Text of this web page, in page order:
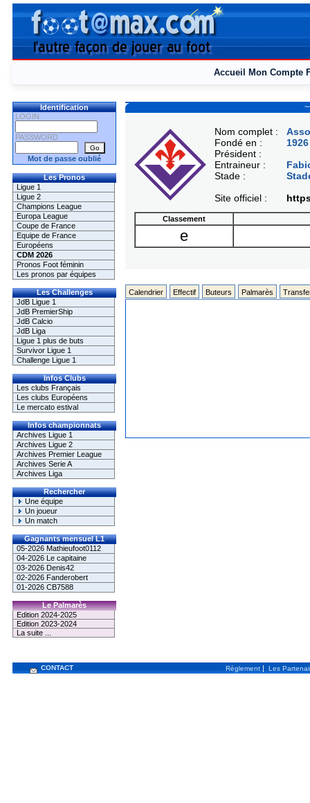
Accueil Mon Compte
Identification
LOGIN
PASSWORD
Mot de passe oublié
Les Pronos
Ligue 1
Ligue 2
Champions League
Europa League
Coupe de France
Equipe de France
Européens
CDM 2026
Pronos Foot féminin
Les pronos par équipes
Les Challenges
JdB Ligue 1
JdB PremierShip
JdB Calcio
JdB Liga
Ligue 1 plus de buts
Survivor Ligue 1
Challenge Ligue 1
Infos Clubs
Les clubs Français
Les clubs Européens
Le mercato estival
Infos championnats
Archives Ligue 1
Archives Ligue 2
Archives Premier League
Archives Serie A
Archives Liga
Rechercher
Une équipe
Un joueur
Un match
Gagnants mensuel L1
05-2026 Mathieufoot0112
04-2026 Le capitaine
03-2026 Denis42
02-2026 Fanderobert
01-2026 CB7588
Le Palmarès
Edition 2024-2025
Edition 2023-2024
La suite ...
Nom complet :
Fondé en :
Président :
Entraineur :
Stade :
Site officiel :
1926
Classement
e
Calendrier Effectif Buteurs Palmarès
CONTACT Règlement | Les